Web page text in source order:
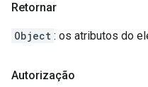
Retornar
Object : os atributos do
Autorização